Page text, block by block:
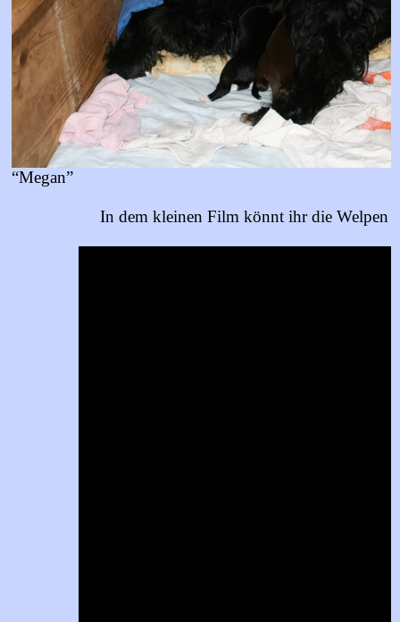
“Megan”
In dem kleinen Film könnt ihr die Welpen